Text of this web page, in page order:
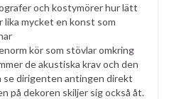
och kostymörer hur lätt
lika mycket en konst som
kör som stövlar omkring
de akustiska krav och den
se dirigenten antingen direkt
på dekoren skiljer sig också åt.